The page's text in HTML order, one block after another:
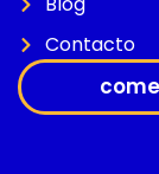
Contacto